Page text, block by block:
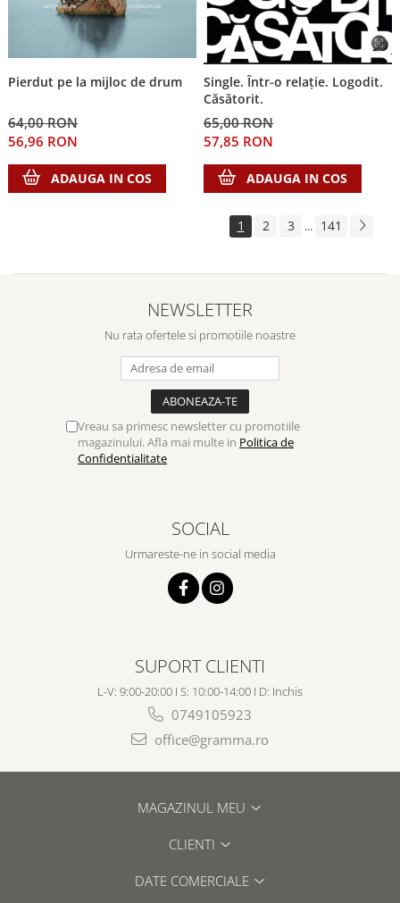
Pierdut pe la mijloc de drum
64,00 RON
56,96 RON
ADAUGA IN COS
Single. Într-o relație. Logodit.
Căsătorit.
65,00 RON
57,85 RON
ADAUGA IN COS
1 2 3 ... 141
NEWSLETTER
Nu rata ofertele si promotiile noastre
Vreau sa primesc newsletter cu promotiile
magazinului. Afla mai multe in Politica de
Confidentialitate
SOCIAL
Urmareste-ne in social media
SUPORT CLIENTI
L-V: 9:00-20:00 I S: 10:00-14:00 I D: Inchis
0749105923
office@gramma.ro
MAGAZINUL MEU
CLIENTI
DATE COMERCIALE